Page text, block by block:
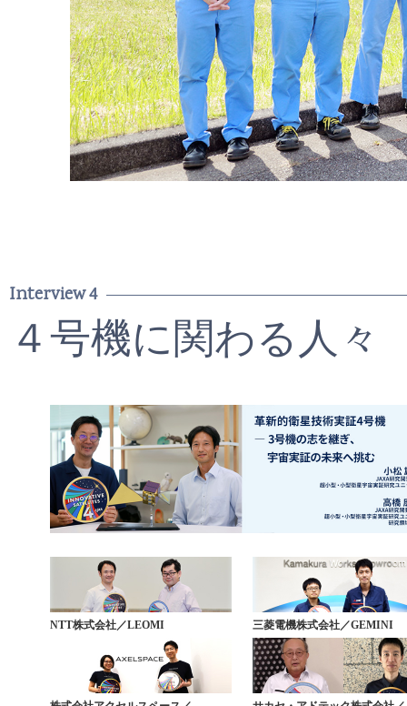
Interview 4
４号機に関わる人々
NTT株式会社／LEOMI 三菱電機株式会社／GEMINI